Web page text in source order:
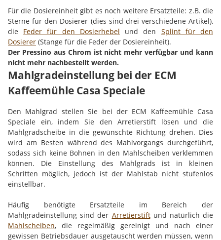
Für die Dosiereinheit gibt es noch weitere Ersatzteile: z.B. die
Sterne für den Dosierer (dies sind drei verschiedene Artikel),
die Feder für den Dosierhebel und den Splint für den
Dosierer (Stange für die Feder der Dosiereinheit).
Der Pressino aus Chrom ist nicht mehr verfügbar und kann
nicht mehr nachbestellt werden.
Mahlgradeinstellung bei der ECM
Kaffeemühle Casa Speciale
Den Mahlgrad stellen Sie bei der ECM Kaffeemühle Casa
Speciale ein, indem Sie den Arretierstift lösen und die
Mahlgradscheibe in die gewünschte Richtung drehen. Dies
wird am Besten während des Mahlvorgangs durchgeführt,
sodass sich keine Bohnen in den Mahlscheiben verklemmen
können. Die Einstellung des Mahlgrads ist in kleinen
Schritten möglich, jedoch ist der Mahlstab nicht stufenlos
einstellbar.
Häufig benötigte Ersatzteile im Bereich der
Mahlgradeinstellung sind der Arretierstiftund natürlich die
Mahlscheiben, die regelmäßig gereinigt und nach einer
gewissen Betriebsdauer ausgetauscht werden müssen, wenn